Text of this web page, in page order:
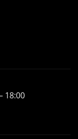
18:00